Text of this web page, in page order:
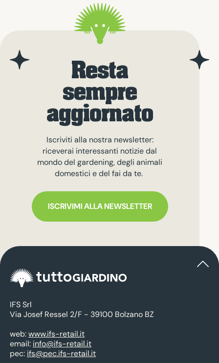
Resta
sempre
aggiornato
Iscriviti alla nostra newsletter:
riceverai interessanti notizie dal
mondo del gardening, degli animali
domestici e del fai da te.
ISCRIVIMI ALLA NEWSLETTER
IFS Srl
Via Josef Ressel 2/F - 39100 Bolzano BZ
web:www.ifs-retail.it
email: info@ifs-retail.it
pec: ifs@pec.ifs-retail.it